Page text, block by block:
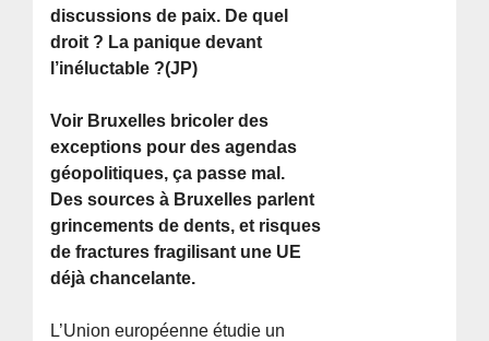
discussions de paix. De quel
droit ? La panique devant
l’inéluctable ?(JP)
Voir Bruxelles bricoler des
exceptions pour des agendas
géopolitiques, ça passe mal.
Des sources à Bruxelles parlent
grincements de dents, et risques
de fractures fragilisant une UE
déjà chancelante.
L’Union européenne étudie un